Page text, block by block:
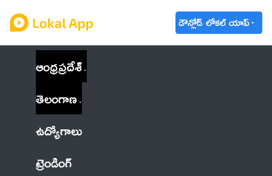
డౌన్లోడ్ లోకల్ యాప్
ఆంధ్రప్రదేశ్
తెలంగాణ
ఉద్యోగాలు
ట్రెండింగ్